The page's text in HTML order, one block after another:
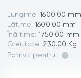
Lungime: 1600.00 mm
Lătime: 1600.00 mm
Înălțime: 1750.00 mm
Greutate: 230.00 Kg
Potrivit pentru: